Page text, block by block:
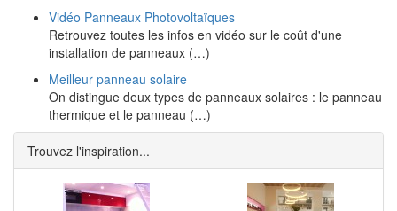
Vidéo Panneaux Photovoltaïques
Retrouvez toutes les infos en vidéo sur le coût d'une
installation de panneaux (…)
Meilleur panneau solaire
On distingue deux types de panneaux solaires : le panneau
thermique et le panneau (…)
Trouvez l'inspiration...